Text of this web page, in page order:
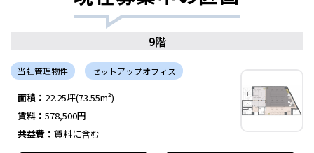
9階
当社管理物件 セットアップオフィス
面積： 22.25坪(73.55m²)
賃料： 578,500円
共益費： 賃料に含む